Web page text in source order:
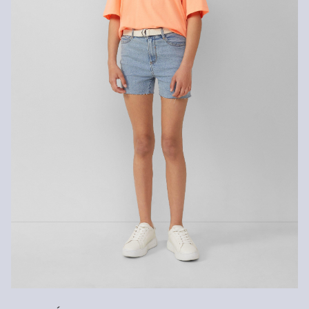
Fibre certifiée durable
Dans le domaine des fibres certifiées durables, nous nous
engageons à utiliser des fibres naturelles provenant de sources
renouvelables. Leurs matières premières sont cultivées de
manière à économiser les ressources.
En choisissant nos produits en coton, vous soutenez notre
engagement envers la mission de Better Cotton visant à aider les
communautés à survivre et à prospérer, tout en protégeant et en
restaurant l’environnement. Better Cotton soutient les
communautés agricoles sur les plans social, environnemental et
économique en formant les agriculteurs aux méthodes de culture
plus durables. Ce produit est issu d’un système de bilan massique
Retrouvez plus d’informations sur nos pages consacrées aux